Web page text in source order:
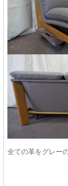
全ての革をグレー